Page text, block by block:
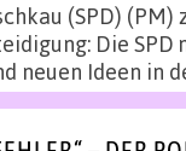
(SPD) (PM)
Die SPD
neuen Ideen in